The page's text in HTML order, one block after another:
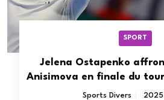
SPORT
Jelena Ostapenko
Anisimova en finale du
Qatar
Sports Divers